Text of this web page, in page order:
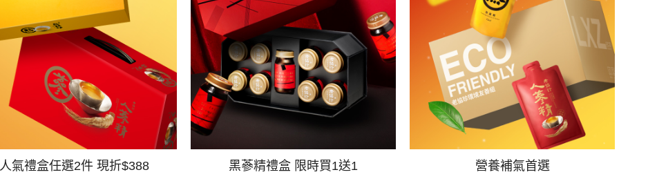
人氣禮盒任選2件 現折$388 黑蔘精禮盒 限時買1送1 營養補氣首選